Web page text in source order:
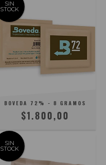
SIN
STOCK
BOVEDA 72% - 8 GRAMOS
$1.800,00
SIN
STOCK